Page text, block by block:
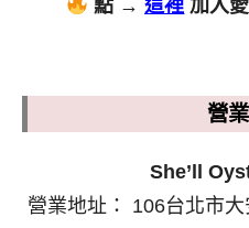
點 → 這裡 加入
營
She’ll
營業地址： 106台北市